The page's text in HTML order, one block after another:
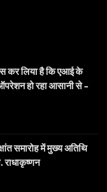
कर लिया है कि एआई के
हो रहा आसानी से –
समारोह में मुख्य अतिथि
राधाकृष्णन